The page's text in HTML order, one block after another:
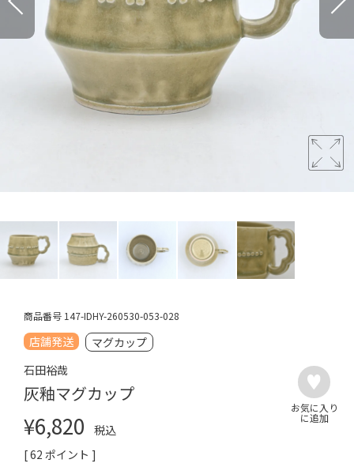
商品番号 147-IDHY-260530-053-028
店舗発送
マグカップ
石田裕哉
灰釉マグカップ
¥6,820
税込
[62 ポイント ]